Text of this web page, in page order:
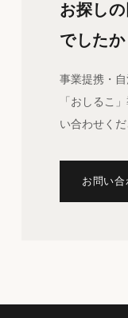
お探し
でしたか
事業提携・自
「おしるこ
い合わせくだ
お問い